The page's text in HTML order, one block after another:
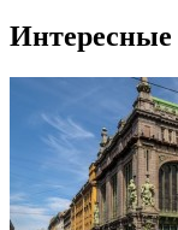
Интересные